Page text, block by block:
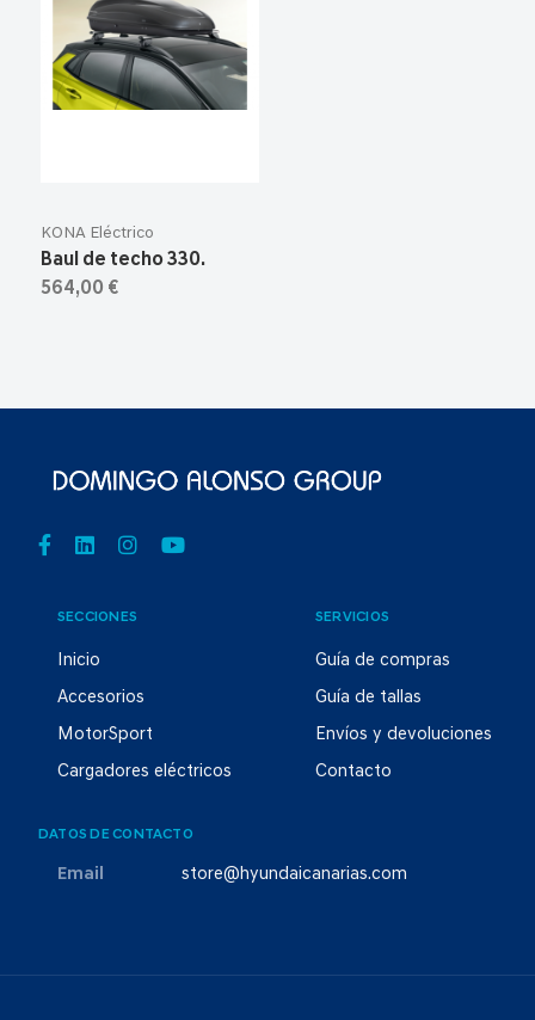
KONA Eléctrico
Baul de techo 330.
564,00 €
SECCIONES
Inicio
Accesorios
MotorSport
Cargadores eléctricos
SERVICIOS
Guía de compras
Guía de tallas
Envíos y devoluciones
Contacto
DATOS DE CONTACTO
Email store@hyundaicanarias.com